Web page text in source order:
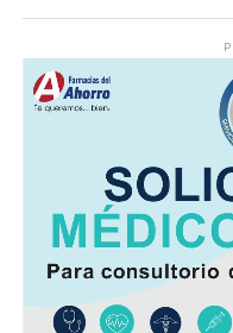
beneficio a la
y el desarrollo de las
Asimismo, se informa a
entregas continuarán
agosto, de acuerdo con
que previamente
canales oficiales del
compromiso de
ciudadanía,
hechos que unidos